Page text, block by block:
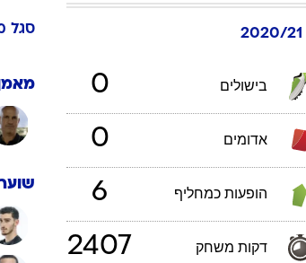
לוח שידורים
בישולים 0
אדומים 0
הופעות כמחליף 6
דקות משחק 2407
סגל
מאמן